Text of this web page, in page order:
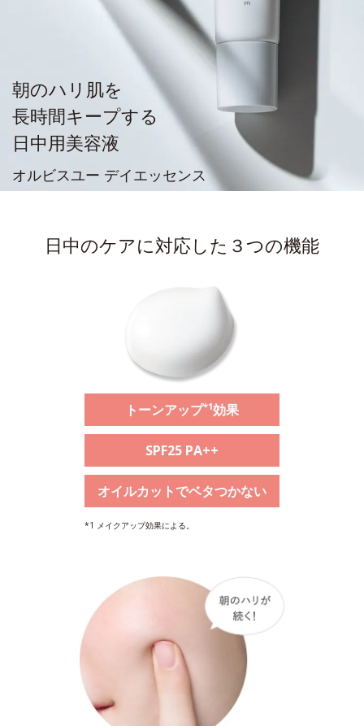
朝のハリ肌を
長時間キープする
日中用美容液
オルビスユー デイエッセンス
日中のケアに対応した３つの機能
トーンアップ*1効果
SPF25 PA++
オイルカットでベタつかない
*1 メイクアップ効果による。